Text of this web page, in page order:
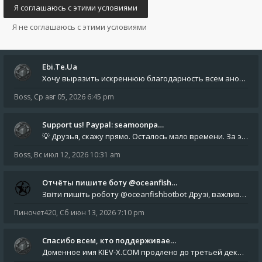
Ebi.Te.Ua
Хочу выразить искреннюю благодарность всем анонимным пользователям, которые поддержали наше сообщество финансово. Благод
Boss, Ср авг 05, 2026 6:45 pm
Support us! Paypal: seamoonpa…
💡 Друзья, скажу прямо. Осталось мало времени. За это время нам нужно закрыть последние обязательные расходы: около 500
Boss, Вс июл 12, 2026 10:31 am
Отчёты пишите боту @oceanfish…
Звіти пишіть роботу @oceanfishbotbot Друзі, важливе повідомлення для учасників форума. Основне звернення опублікован
Пиночет420, Сб июн 13, 2026 7:10 pm
Спасибо всем, кто поддерживае…
Доменное имя KIEV-X.COM продлено до третьей декады августа 2027 года! Спасибо всем анонимным пользователям, которые по